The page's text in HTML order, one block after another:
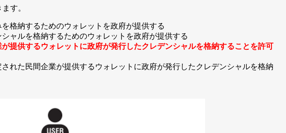
す。
格納するためのウォレットを政府が提供する
ャルを格納するためのウォレットを政府が提供する
が提供するウォレットに政府が発行したクレデンシャルを格納することを許可
れた民間企業が提供するウォレットに政府が発行したクレデンシャルを格納